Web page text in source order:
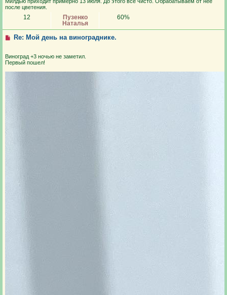
после цветения.
12
Пузенко
Наталья
60%
Re: Мой день на винограднике.
Виноград +3 ночью не заметил.
Первый пошел!